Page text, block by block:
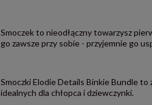
Smoczek to nieodłączny towarzysz
go zawsze przy sobie - przyjemnie go
Smoczki Elodie Details Binkie Bundle
idealnych dla chłopca i dziewczynki.